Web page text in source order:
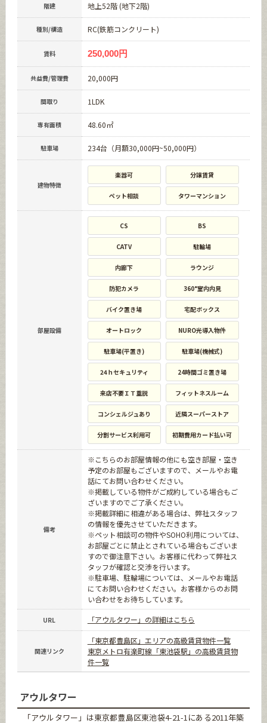
階建 地上52階 (地下2階)
種別/構造 RC(鉄筋コンクリート)
賃料 250,000円
共益費/管理費 20,000円
間取り 1LDK
専有面積 48.60㎡
駐車場 234台（月額30,000円~50,000円）
建物特徴
楽器可 分譲賃貸
ペット相談 タワーマンション
部屋設備
CS BS
CATV 駐輪場
内廊下 ラウンジ
防犯カメラ 360°室内内見
バイク置き場 宅配ボックス
オートロック NURO光導入物件
駐車場(平置き) 駐車場(機械式)
24ｈセキュリティ 24時間ゴミ置き場
来店不要ＩＴ重説 フィットネスルーム
コンシェルジュあり 近隣スーパーストア
分割サービス利用可 初期費用カード払い可
備考
※こちらのお部屋情報の他にも空き部屋・空き
予定のお部屋もございますので、メールやお電
話にてお問い合わせください。
※掲載している物件がご成約している場合もご
ざいますのでご了承ください。
※掲載詳細に相違がある場合は、弊社スタッフ
の情報を優先させていただきます。
※ペット相談可の物件やSOHO利用については、
お部屋ごとに禁止とされている場合もございま
すので御注意下さい。お客様に代わって弊社ス
タッフが確認と交渉を行います。
※駐車場、駐輪場については、メールやお電話
にてお問い合わせください。お客様からのお問
い合わせをお待ちしています。
URL 「アウルタワー」の詳細はこちら
関連リンク
「東京都豊島区」エリアの高級賃貸物件一覧
東京メトロ有楽町線「東池袋駅」の高級賃貸物
件一覧
アウルタワー
「アウルタワー」は東京都豊島区東池袋4-21-1にある2011年築